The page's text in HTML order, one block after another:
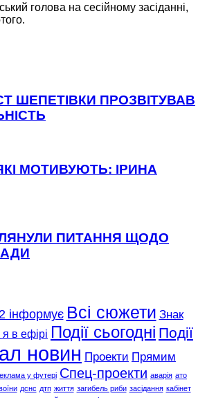
голова на сесійному засіданні,
ШЕПЕТІВКИ ПРОЗВІТУВАВ
МОТИВУЮТЬ: ІРИНА
ПИТАННЯ ЩОДО
інформує Всі сюжети Знак
в ефірі Події сьогодні Події
новин Проекти Прямим
у футері Спец-проекти аварія ато
дснс дтп життя загибель риби засідання кабінет